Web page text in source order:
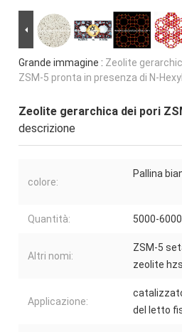
Grande immagine : Zeolite
ZSM-5 pronta in presenza di N-
Zeolite gerarchica dei pori
descrizione
colore:
Pallina
Quantità: 5000-
Altri nomi:
ZSM-5
zeolite
Applicazione:
del letto